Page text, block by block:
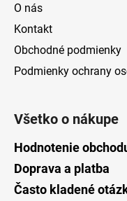
O nás
Kontakt
Obchodné podmienky
Podmienky ochrany
Všetko o nákupe
Hodnotenie
Doprava a platba
Často kladené